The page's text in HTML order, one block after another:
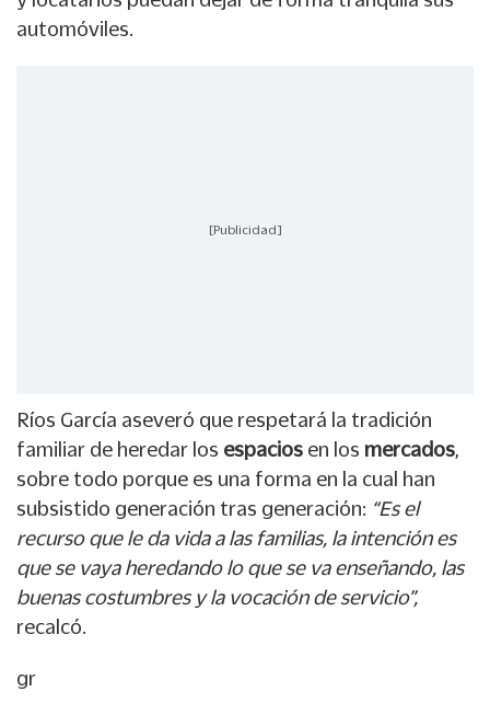
automóviles.
[Publicidad]
Ríos García aseveró que respetará la tradición
familiar de heredar los espacios en los mercados,
sobre todo porque es una forma en la cual han
subsistido generación tras generación: “Es el
recurso que le da vida a las familias, la intención es
que se vaya heredando lo que se va enseñando, las
buenas costumbres y la vocación de servicio”,
recalcó.
gr